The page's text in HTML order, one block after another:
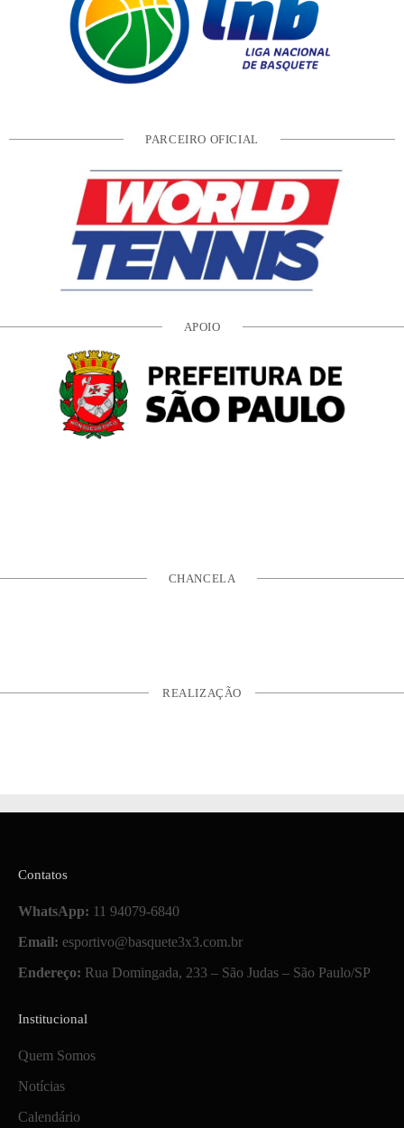
PARCEIRO OFICIAL
APOIO
CHANCELA
REALIZAÇÃO
Contatos
WhatsApp: 11 94079-6840
Email: esportivo@basquete3x3.com.br
Endereço: Rua Domingada, 233 – São Judas – São Paulo/SP
Institucional
Quem Somos
Notícias
Calendário